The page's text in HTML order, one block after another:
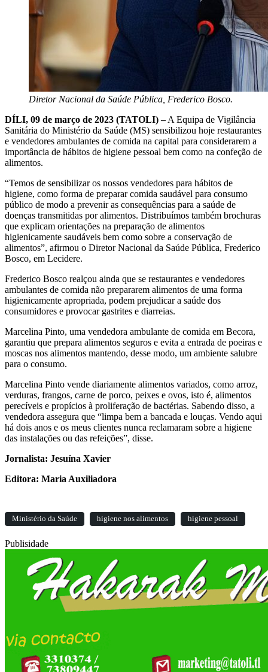
Diretor Nacional da Saúde Pública, Frederico Bosco.
DÍLI, 09 de março de 2023 (TATOLI) –A Equipa de Vigilância
Sanitária do Ministério da Saúde (MS) sensibilizou hoje restaurantes
e vendedores ambulantes de comida na capital para considerarem a
importância de hábitos de higiene pessoal bem como na confeção de
alimentos.
“Temos de sensibilizar os nossos vendedores para hábitos de
higiene, como forma de preparar comida saudável para consumo
público de modo a prevenir as consequências para a saúde de
doenças transmitidas por alimentos. Distribuímos também brochuras
que explicam orientações na preparação de alimentos
higienicamente saudáveis bem como sobre a conservação de
alimentos”, afirmou o Diretor Nacional da Saúde Pública, Frederico
Bosco, em Lecidere.
Frederico Bosco realçou ainda que se restaurantes e vendedores
ambulantes de comida não prepararem alimentos de uma forma
higienicamente apropriada, podem prejudicar a saúde dos
consumidores e provocar gastrites e diarreias.
Marcelina Pinto, uma vendedora ambulante de comida em Becora,
garantiu que prepara alimentos seguros e evita a entrada de poeiras e
moscas nos alimentos mantendo, desse modo, um ambiente salubre
para o consumo.
Marcelina Pinto vende diariamente alimentos variados, como arroz,
verduras, frangos, carne de porco, peixes e ovos, isto é, alimentos
perecíveis e propícios à proliferação de bactérias. Sabendo disso, a
vendedora assegura que “limpa bem a bancada e louças. Vendo aqui
há dois anos e os meus clientes nunca reclamaram sobre a higiene
das instalações ou das refeições”, disse.
Jornalista: Jesuína Xavier
Editora: Maria Auxiliadora
Ministério da Saúde higiene nos alimentos higiene pessoal
Publisidade